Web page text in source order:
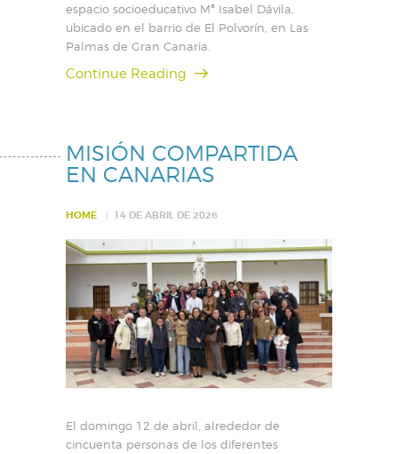
espacio socioeducativo Mª Isabel Dávila,
ubicado en el barrio de El Polvorín, en Las
Palmas de Gran Canaria.
Continue Reading
MISIÓN COMPARTIDA
EN CANARIAS
HOME 14 DE ABRIL DE 2026
El domingo 12 de abril, alrededor de
cincuenta personas de los diferentes